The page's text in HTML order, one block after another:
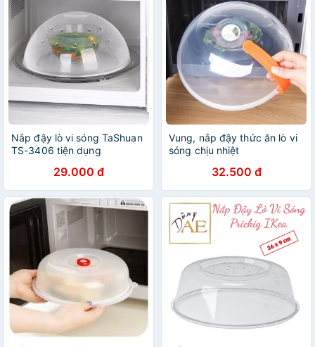
Nắp đậy lò vi sóng TaShuan
TS-3406 tiện dụng
29.000 đ
Vung, nắp đậy thức ăn lò vi
sóng chịu nhiệt
32.500 đ